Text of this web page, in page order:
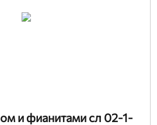
и фианитами сл 02-1-